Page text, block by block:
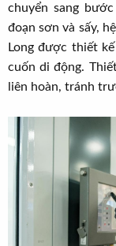
chuyển sang
đoạn sơn và sấy,
Long được thiết
cuốn di động.
liên hoàn, tránh